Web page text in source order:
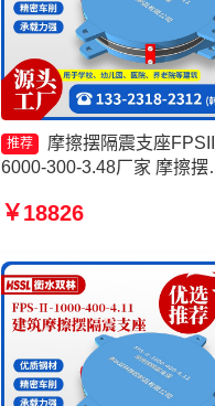
推荐
摩擦摆隔震支座
6000-300-3.48厂家 摩擦摆
工厂 FPS建筑摩擦摆支座
400-4.11生产厂家
￥18826